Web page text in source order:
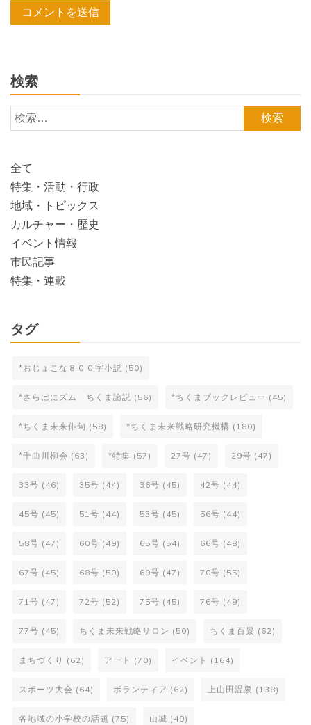
検索
検
索:
全て
特集・活動・行政
地域・トピックス
カルチャー・歴史
イベント情報
市民記事
特集・連載
タグ
*おじょこな８００字小説 (50)
*さらはにズム ちくま論説 (56) *ちくまブックレビュー (45)
*ちくま未来俳句 (58) *ちくま未来戦略研究機構 (180)
*千曲川柳会 (63) *特集 (57) 27号 (47) 29号 (47)
33号 (46) 35号 (44) 36号 (45) 42号 (44)
45号 (45) 51号 (44) 53号 (45) 56号 (44)
58号 (47) 60号 (49) 65号 (54) 66号 (48)
67号 (45) 68号 (50) 69号 (47) 70号 (55)
71号 (47) 72号 (52) 75号 (45) 76号 (49)
77号 (45) ちくま未来戦略サロン (50) ちくま百景 (62)
まちづくり (62) アート (70) イベント (164)
スポーツ大会 (64) ボランティア (62) 上山田温泉 (138)
各地域の小学校の話題 (75) 山城 (49)